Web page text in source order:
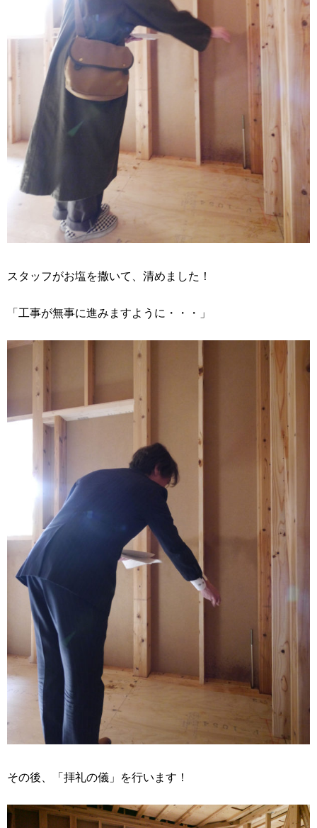
スタッフがお塩を撒いて、清めました！
「工事が無事に進みますように・・・」
その後、「拝礼の儀」を行います！